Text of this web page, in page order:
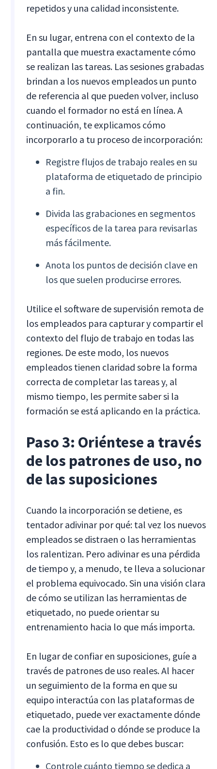
repetidos y una calidad inconsistente.
En su lugar, entrena con el contexto de la
pantalla que muestra exactamente cómo
se realizan las tareas. Las sesiones grabadas
brindan a los nuevos empleados un punto
de referencia al que pueden volver, incluso
cuando el formador no está en línea. A
continuación, te explicamos cómo
incorporarlo a tu proceso de incorporación:
Registre flujos de trabajo reales en su
plataforma de etiquetado de principio
a fin.
Divida las grabaciones en segmentos
específicos de la tarea para revisarlas
más fácilmente.
Anota los puntos de decisión clave en
los que suelen producirse errores.
Utilice el software de supervisión remota de
los empleados para capturar y compartir el
contexto del flujo de trabajo en todas las
regiones. De este modo, los nuevos
empleados tienen claridad sobre la forma
correcta de completar las tareas y, al
mismo tiempo, les permite saber si la
formación se está aplicando en la práctica.
Paso 3: Oriéntese a través
de los patrones de uso, no
de las suposiciones
Cuando la incorporación se detiene, es
tentador adivinar por qué: tal vez los nuevos
empleados se distraen o las herramientas
los ralentizan. Pero adivinar es una pérdida
de tiempo y, a menudo, te lleva a solucionar
el problema equivocado. Sin una visión clara
de cómo se utilizan las herramientas de
etiquetado, no puede orientar su
entrenamiento hacia lo que más importa.
En lugar de confiar en suposiciones, guíe a
través de patrones de uso reales. Al hacer
un seguimiento de la forma en que su
equipo interactúa con las plataformas de
etiquetado, puede ver exactamente dónde
cae la productividad o dónde se produce la
confusión. Esto es lo que debes buscar:
Controle cuánto tiempo se dedica a